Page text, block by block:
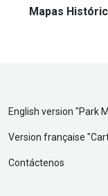
Mapas
English version "Park
Version française "
Contáctenos